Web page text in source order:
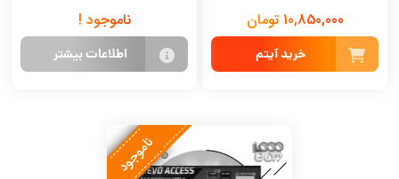
10,850,000 تومان
خرید آیتم
ناموجود !
اطلاعات بیشتر
ناموجود